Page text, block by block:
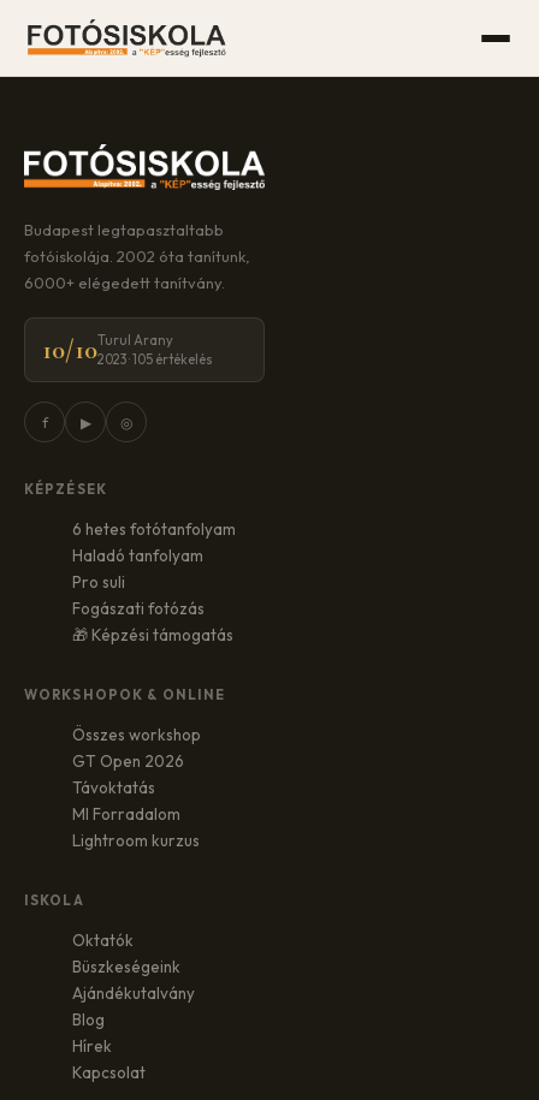
Budapest legtapasztaltabb
fotóiskolája. 2002 óta tanítunk,
6000+ elégedett tanítvány.
10/10Turul Arany
2023 · 105 értékelés
f ▶ ◎
KÉPZÉSEK
6 hetes fotótanfolyam
Haladó tanfolyam
Pro suli
Fogászati fotózás
🎁 Képzési támogatás
WORKSHOPOK & ONLINE
Összes workshop
GT Open 2026
Távoktatás
MI Forradalom
Lightroom kurzus
ISKOLA
Oktatók
Büszkeségeink
Ajándékutalvány
Blog
Hírek
Kapcsolat